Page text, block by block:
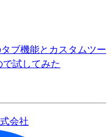
ブ機能とカスタムツー
試してみた
会社